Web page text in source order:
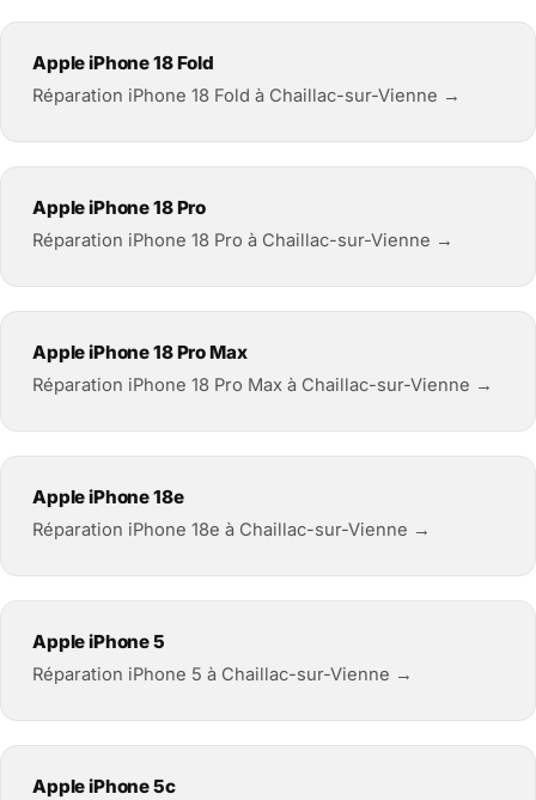
Apple iPhone 18 Fold
Réparation iPhone 18 Fold à Chaillac-sur-Vienne →
Apple iPhone 18 Pro
Réparation iPhone 18 Pro à Chaillac-sur-Vienne →
Apple iPhone 18 Pro Max
Réparation iPhone 18 Pro Max à Chaillac-sur-Vienne →
Apple iPhone 18e
Réparation iPhone 18e à Chaillac-sur-Vienne →
Apple iPhone 5
Réparation iPhone 5 à Chaillac-sur-Vienne →
Apple iPhone 5c